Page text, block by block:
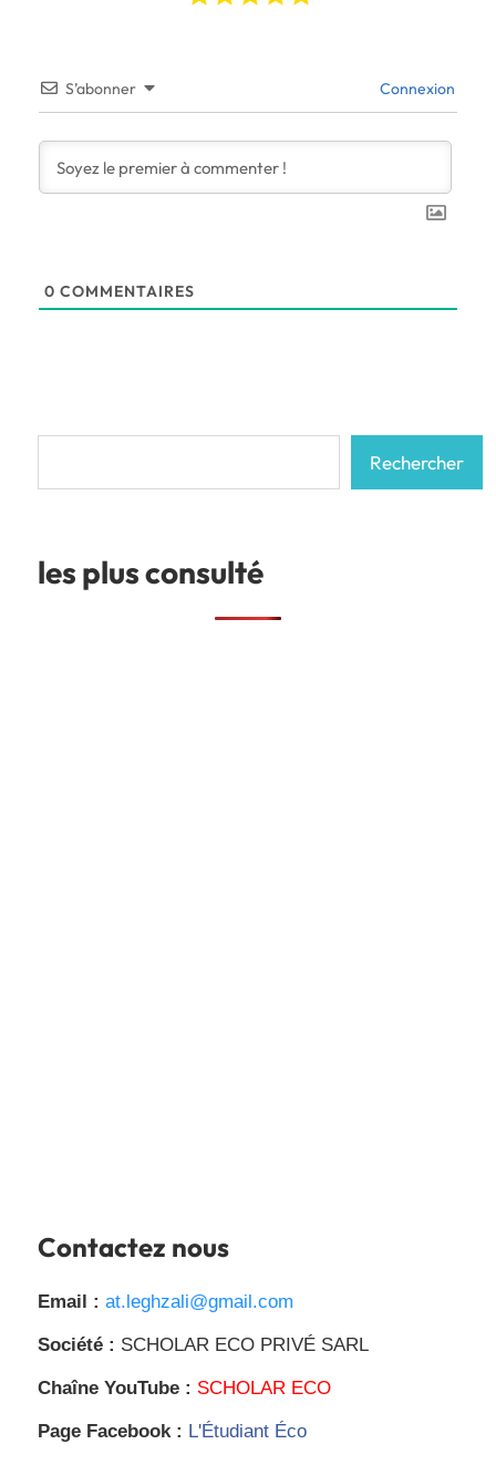
S’abonner Connexion
0 COMMENTAIRES
Rechercher
les plus consulté
Contactez nous
Email : at.leghzali@gmail.com
Société : SCHOLAR ECO PRIVÉ SARL
Chaîne YouTube : SCHOLAR ECO
Page Facebook : L'Étudiant Éco